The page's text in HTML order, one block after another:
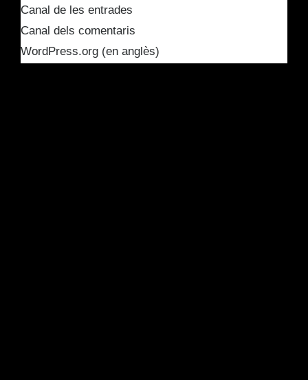
Canal de les entrades
Canal dels comentaris
WordPress.org (en anglès)